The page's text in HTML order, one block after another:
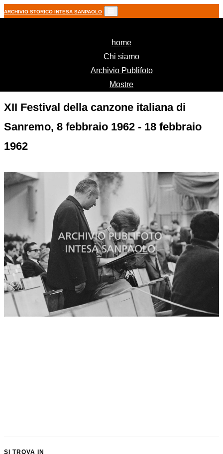
ARCHIVIO STORICO INTESA SANPAOLO
home(current)
Chi siamo
Archivio Publifoto
Mostre
XII Festival della canzone italiana di
Sanremo, 8 febbraio 1962 - 18 febbraio
1962
SI TROVA IN